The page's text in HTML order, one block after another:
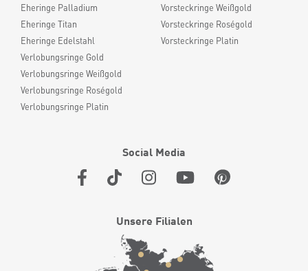
Eheringe Palladium
Eheringe Titan
Eheringe Edelstahl
Verlobungsringe Gold
Verlobungsringe Weißgold
Verlobungsringe Roségold
Verlobungsringe Platin
Vorsteckringe Weißgold
Vorsteckringe Roségold
Vorsteckringe Platin
Social Media
Unsere Filialen